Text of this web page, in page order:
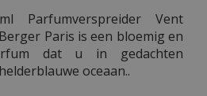
Parfumverspreider Vent
Paris is een bloemig en
dat u in gedachten
oceaan..